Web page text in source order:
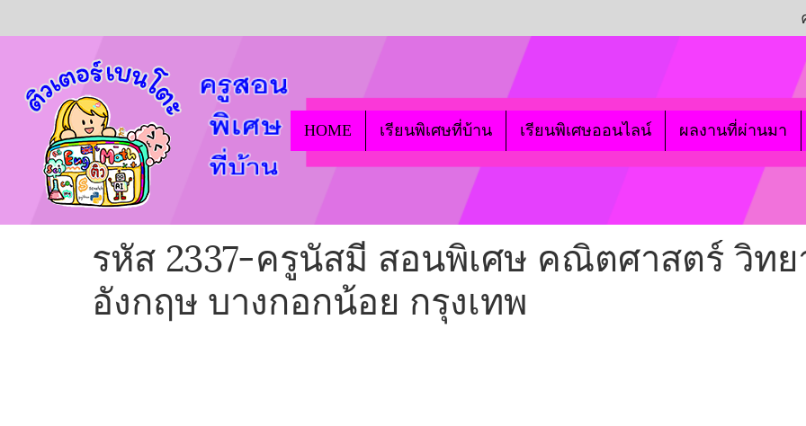
HOME เรียนพิเศษที่บ้าน เรียนพิเศษออนไลน์ ผลงานที่ผ่านมา
รหัส 2337-ครูนัสมี สอนพิเศษ คณิตศาสตร์ วิท
อังกฤษ บางกอกน้อย กรุงเทพ